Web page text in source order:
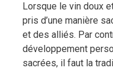
Lorsque le vin doux
pris d’une manière
et des alliés. Par
développement
sacrées, il faut la